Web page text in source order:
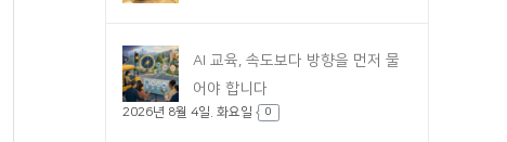
AI 교육, 속도보다 방향을 먼저 물
어야 합니다
2026년 8월 4일. 화요일 0